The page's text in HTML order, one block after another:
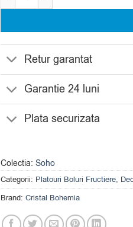
Retur garantat
Garantie 24 luni
Plata securizata
Colectia: Soho
Categorii: Platouri Boluri Fructiere,
Brand: Cristal Bohemia